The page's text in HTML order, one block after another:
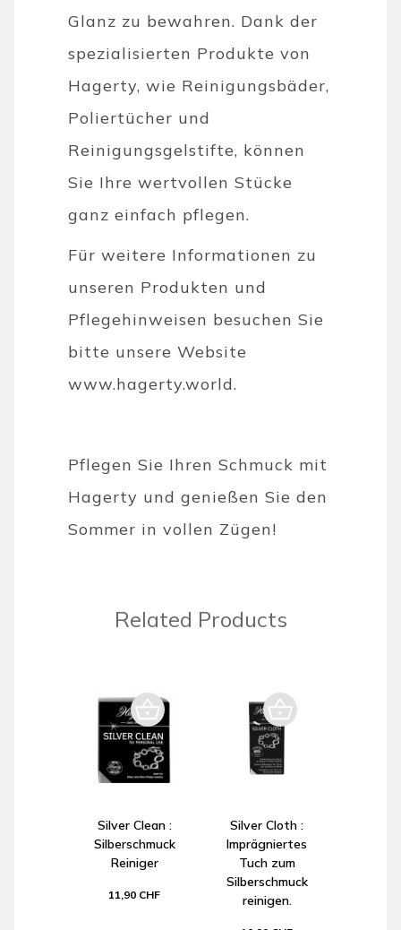
Glanz zu bewahren. Dank der
spezialisierten Produkte von
Hagerty, wie Reinigungsbäder,
Poliertücher und
Reinigungsgelstifte, können
Sie Ihre wertvollen Stücke
ganz einfach pflegen.
Für weitere Informationen zu
unseren Produkten und
Pflegehinweisen besuchen Sie
bitte unsere Website
www.hagerty.world.
Pflegen Sie Ihren Schmuck mit
Hagerty und genießen Sie den
Sommer in vollen Zügen!
Related Products
Silver Clean :
Silberschmuck
Reiniger
11,90 CHF
Silver Cloth :
Imprägniertes
Tuch zum
Silberschmuck
reinigen.